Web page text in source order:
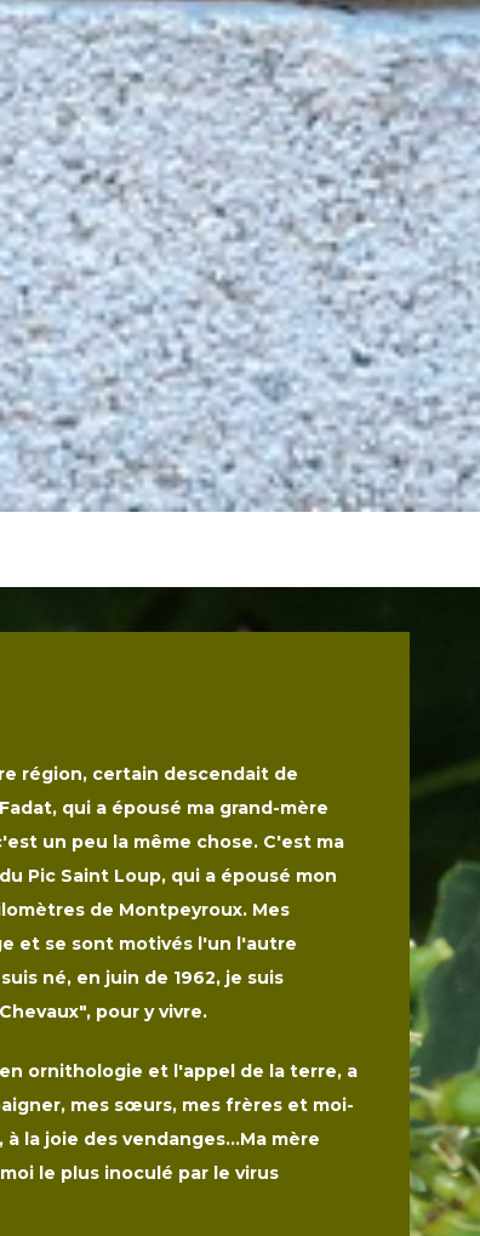
région, certain descendait de
qui a épousé ma grand-mère
un peu la même chose. C'est ma
Pic Saint Loup, qui a épousé mon
de Montpeyroux. Mes
et se sont motivés l'un l'autre
né, en juin de 1962, je suis
pour y vivre.
ornithologie et l'appel de la terre, a
mes sœurs, mes frères et moi-
la joie des vendanges...Ma mère
le plus inoculé par le virus